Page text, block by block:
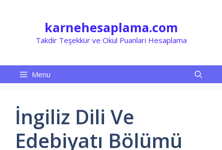
karnehesaplama.com
Takdir Teşekkür ve Okul Puanları Hesaplama
Menu
İngiliz Dili Ve
Edebiyatı Bölümü